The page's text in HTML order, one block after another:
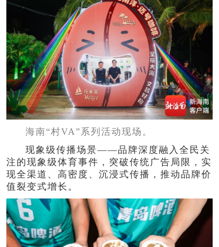
海南“村VA”系列活动现场。
现象级传播场景——品牌深度融入全民关
注的现象级体育事件，突破传统广告局限，实
现全渠道、高密度、沉浸式传播，推动品牌价
值裂变式增长。